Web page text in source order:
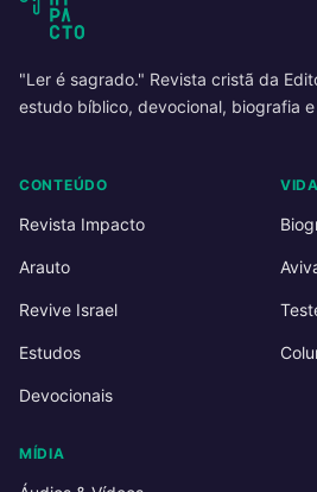
"Ler é sagrado." Revista cristã da
estudo bíblico, devocional, biografia
CONTEÚDO
Revista Impacto
Arauto
Revive Israel
Estudos
Devocionais
MÍDIA